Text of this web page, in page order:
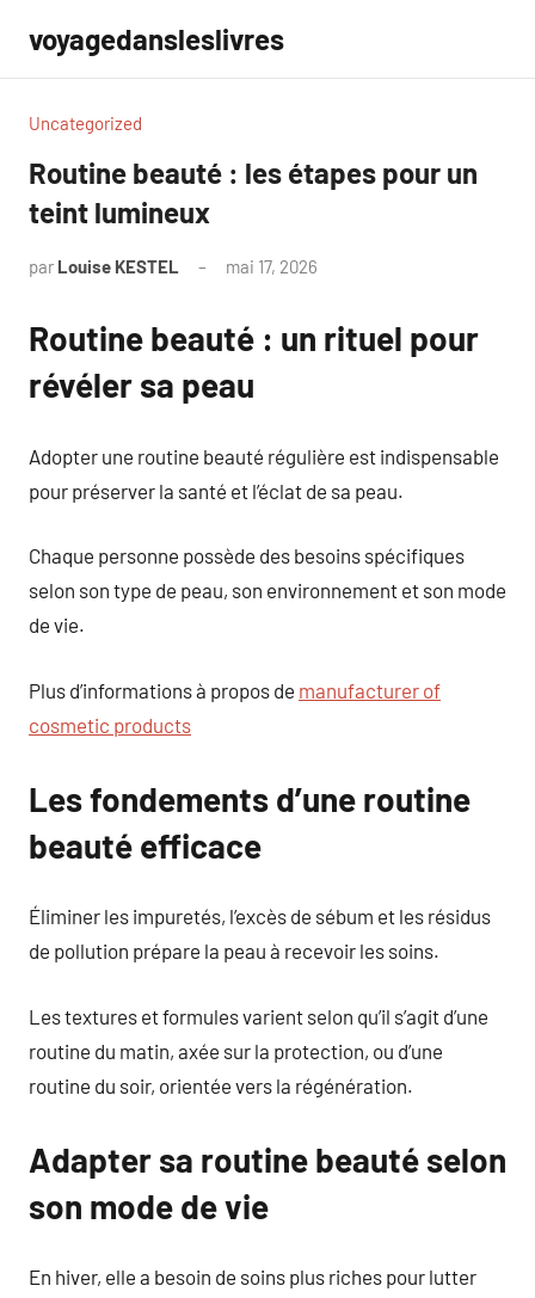
contenu
voyagedansleslivres
Uncategorized
Routine beauté : les étapes pour un
teint lumineux
par Louise KESTEL mai 17, 2026
Routine beauté : un rituel pour
révéler sa peau
Adopter une routine beauté régulière est indispensable
pour préserver la santé et l’éclat de sa peau.
Chaque personne possède des besoins spécifiques
selon son type de peau, son environnement et son mode
de vie.
Plus d’informations à propos de manufacturer of
cosmetic products
Les fondements d’une routine
beauté efficace
Éliminer les impuretés, l’excès de sébum et les résidus
de pollution prépare la peau à recevoir les soins.
Les textures et formules varient selon qu’il s’agit d’une
routine du matin, axée sur la protection, ou d’une
routine du soir, orientée vers la régénération.
Adapter sa routine beauté selon
son mode de vie
En hiver, elle a besoin de soins plus riches pour lutter